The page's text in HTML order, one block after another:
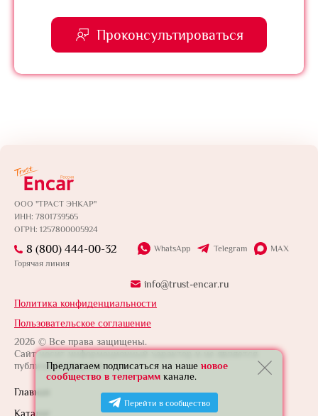
Проконсультироваться
ООО "ТРАСТ ЭНКАР"
ИНН: 7801739565
ОГРН: 1257800005924
Политика конфиденциальности
Пользовательское соглашение
2026 © Все права защищены.
Сайт носит информационный характер и не является
публичной офертой.
Главная
Каталог
8 (800) 444-00-32
Горячая линия
WhatsApp Telegram MAX
info@trust-encar.ru
Предлагаем подписаться на наше новое
сообщество в телеграмм канале.
Перейти в сообщество